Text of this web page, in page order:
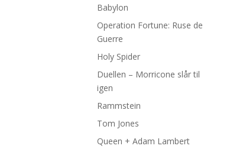
Babylon
Operation Fortune: Ruse de
Guerre
Holy Spider
Duellen – Morricone slår til
igen
Rammstein
Tom Jones
Queen + Adam Lambert